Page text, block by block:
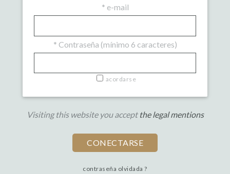
* e-mail
* Contraseña (mínimo 6 caracteres)
acordarse
Visiting this website you accept the legal mentions
contraseña olvidada ?